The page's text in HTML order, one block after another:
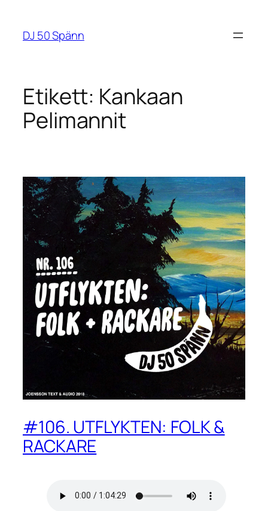
innehåll
DJ 50 Spänn
Etikett: Kankaan
Pelimannit
#106. UTFLYKTEN: FOLK &
RACKARE